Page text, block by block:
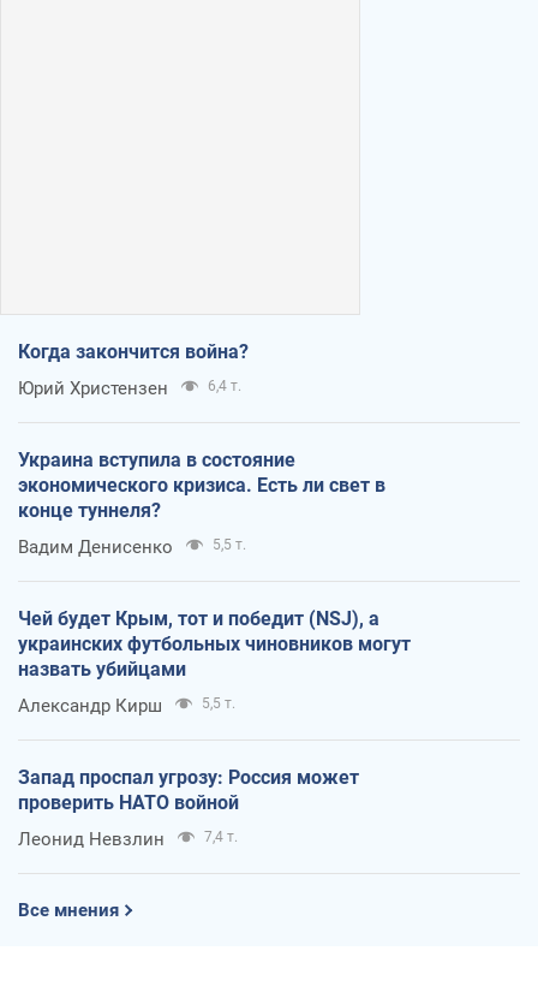
Когда закончится война?
Юрий Христензен 6,4 т.
Украина вступила в состояние
экономического кризиса. Есть ли свет в
конце туннеля?
Вадим Денисенко 5,5 т.
Чей будет Крым, тот и победит (NSJ), а
украинских футбольных чиновников могут
назвать убийцами
Александр Кирш 5,5 т.
Запад проспал угрозу: Россия может
проверить НАТО войной
Леонид Невзлин 7,4 т.
Все мнения